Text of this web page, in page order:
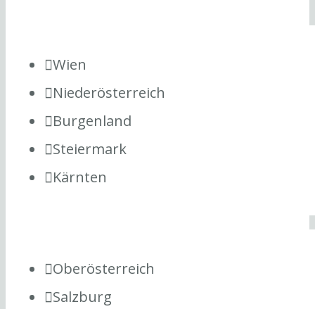
Wien
Niederösterreich
Burgenland
Steiermark
Kärnten
Oberösterreich
Salzburg